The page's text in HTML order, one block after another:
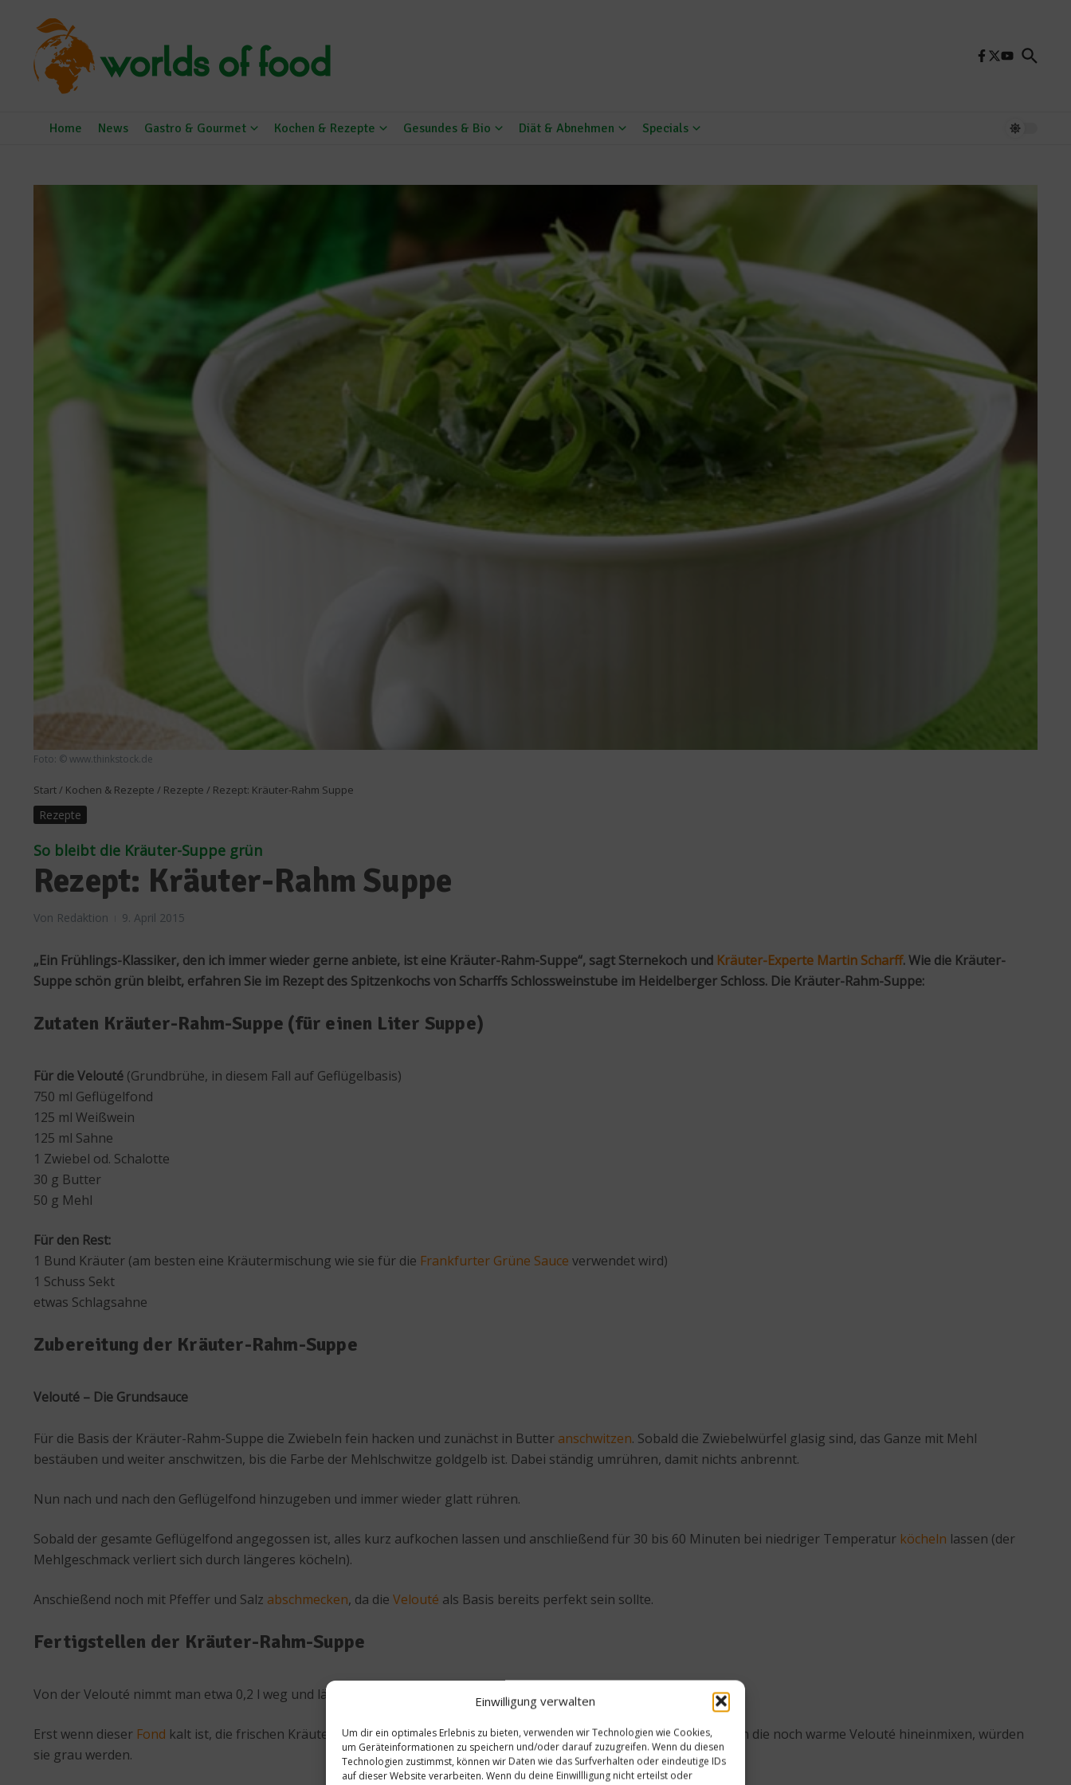
Einwilligung verwalten
Um dir ein optimales Erlebnis zu bieten, verwenden wir Technologien wie Cookies,
um Geräteinformationen zu speichern und/oder darauf zuzugreifen. Wenn du diesen
Technologien zustimmst, können wir Daten wie das Surfverhalten oder eindeutige IDs
auf dieser Website verarbeiten. Wenn du deine Einwillligung nicht erteilst oder
Home News Gastro & Gourmet Kochen & Rezepte Gesundes & Bio Diät & Abnehmen Specials
Foto: © www.thinkstock.de
Start/ Kochen & Rezepte / Rezepte / Rezept: Kräuter-Rahm Suppe
Rezepte
So bleibt die Kräuter-Suppe grün
Rezept: Kräuter-Rahm Suppe
Von Redaktion 9. April 2015
„Ein Frühlings-Klassiker, den ich immer wieder gerne anbiete, ist eine Kräuter-Rahm-Suppe“, sagt Sternekoch und Kräuter-Experte Martin Scharff. Wie die Kräuter-
Suppe schön grün bleibt, erfahren Sie im Rezept des Spitzenkochs von Scharffs Schlossweinstube im Heidelberger Schloss. Die Kräuter-Rahm-Suppe:
Zutaten Kräuter-Rahm-Suppe (für einen Liter Suppe)
Für die Velouté (Grundbrühe, in diesem Fall auf Geflügelbasis)
750 ml Geflügelfond
125 ml Weißwein
125 ml Sahne
1 Zwiebel od. Schalotte
30 g Butter
50 g Mehl
Für den Rest:
1 Bund Kräuter (am besten eine Kräutermischung wie sie für die Frankfurter Grüne Sauce verwendet wird)
1 Schuss Sekt
etwas Schlagsahne
Zubereitung der Kräuter-Rahm-Suppe
Velouté – Die Grundsauce
Für die Basis der Kräuter-Rahm-Suppe die Zwiebeln fein hacken und zunächst in Butter anschwitzen. Sobald die Zwiebelwürfel glasig sind, das Ganze mit Mehl
bestäuben und weiter anschwitzen, bis die Farbe der Mehlschwitze goldgelb ist. Dabei ständig umrühren, damit nichts anbrennt.
Nun nach und nach den Geflügelfond hinzugeben und immer wieder glatt rühren.
Sobald der gesamte Geflügelfond angegossen ist, alles kurz aufkochen lassen und anschließend für 30 bis 60 Minuten bei niedriger Temperatur köcheln lassen (der
Mehlgeschmack verliert sich durch längeres köcheln).
Anschießend noch mit Pfeffer und Salz abschmecken, da die Velouté als Basis bereits perfekt sein sollte.
Fertigstellen der Kräuter-Rahm-Suppe
Von der Velouté nimmt man etwa 0,2 l weg und lässt sie erkalten.
Erst wenn dieser Fond kalt ist, die frischen Kräuter hinzufügen und in einem Mixer fein mixen! Würde man die Kräuter in die noch warme Velouté hineinmixen, würden
sie grau werden.